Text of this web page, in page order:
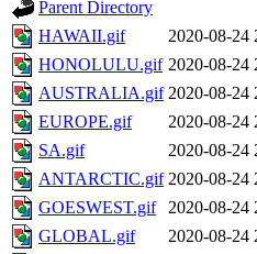
Parent Directory
HAWAII.gif
2020-08-24
HONOLULU.gif 2020-08-24
AUSTRALIA.gif 2020-08-24
EUROPE.gif
2020-08-24
SA.gif
2020-08-24
ANTARCTIC.gif 2020-08-24
GOESWEST.gif
2020-08-24
GLOBAL.gif
2020-08-24